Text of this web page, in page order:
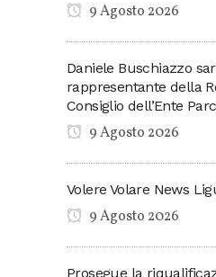
9 Agosto 2026
Daniele Buschiazzo
rappresentante della
Consiglio dell’Ente
9 Agosto 2026
Volere Volare News
9 Agosto 2026
Prosegue la